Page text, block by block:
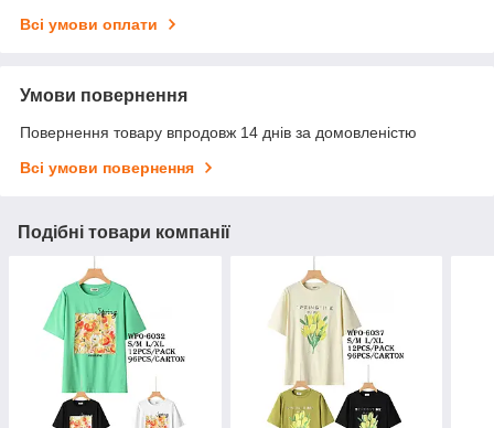
Всі умови оплати
Умови повернення
Повернення товару впродовж 14 днів за домовленістю
Всі умови повернення
Подібні товари компанії